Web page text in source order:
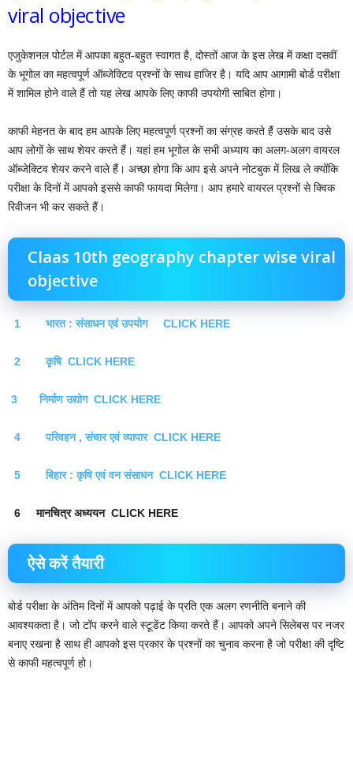
viral objective
एजुकेशनल पोर्टल में आपका बहुत-बहुत स्वागत है, दोस्तों आज के इस लेख में कक्षा दसवीं
के भूगोल का महत्वपूर्ण ऑब्जेक्टिव प्रश्नों के साथ हाजिर है। यदि आप आगामी बोर्ड परीक्षा
में शामिल होने वाले हैं तो यह लेख आपके लिए काफी उपयोगी साबित होगा।
काफी मेहनत के बाद हम आपके लिए महत्वपूर्ण प्रश्नों का संग्रह करते हैं उसके बाद उसे
आप लोगों के साथ शेयर करते हैं। यहां हम भूगोल के सभी अध्याय का अलग-अलग वायरल
ऑब्जेक्टिव शेयर करने वाले हैं। अच्छा होगा कि आप इसे अपने नोटबुक में लिख ले क्योंकि
परीक्षा के दिनों में आपको इससे काफी फायदा मिलेगा। आप हमारे वायरल प्रश्नों से क्विक
रिवीजन भी कर सकते हैं।
Claas 10th geography chapter wise viral
objective
1 भारत : संसाधन एवं उपयोग CLICK HERE
2 कृषि CLICK HERE
3 निर्माण उद्योग CLICK HERE
4 परिवहन , संचार एवं व्यापार CLICK HERE
5 बिहार : कृषि एवं वन संसाधन CLICK HERE
6 मानचित्र अध्ययन CLICK HERE
ऐसे करें तैयारी
बोर्ड परीक्षा के अंतिम दिनों में आपको पढ़ाई के प्रति एक अलग रणनीति बनाने की
आवश्यकता है। जो टॉप करने वाले स्टूडेंट किया करते हैं। आपको अपने सिलेबस पर नजर
बनाए रखना है साथ ही आपको इस प्रकार के प्रश्नों का चुनाव करना है जो परीक्षा की दृष्टि
से काफी महत्वपूर्ण हो।